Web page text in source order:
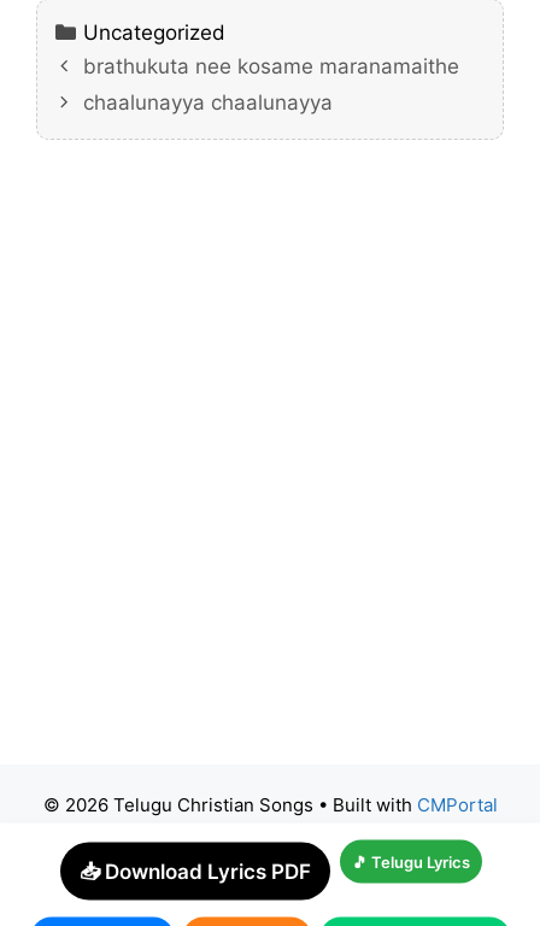
Categories
Uncategorized
brathukuta nee kosame maranamaithe
chaalunayya chaalunayya
© 2026 Telugu Christian Songs • Built with CMPortal
📥 Download Lyrics PDF 🎵 Telugu Lyrics